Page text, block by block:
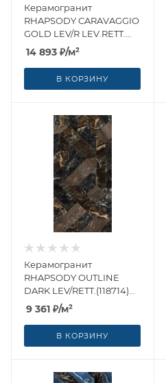
Керамогранит
RHAPSODY CARAVAGGIO
GOLD LEV/R LEV.RETT.
(119251) 120x260 от Naxos
Ceramica (Италия)
14 893 ₽/м²
В КОРЗИНУ
Керамогранит
RHAPSODY OUTLINE
DARK LEV/RETT.(118714)
60x120 от Naxos Ceramica
(Италия)
9 361 ₽/м²
В КОРЗИНУ